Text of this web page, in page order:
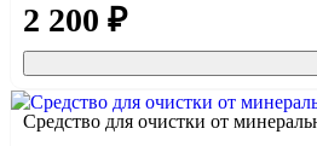
2 200 ₽
Средство для очистки от